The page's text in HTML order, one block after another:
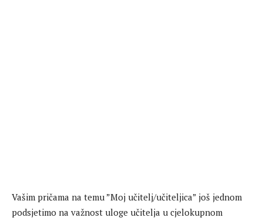
Vašim pričama na temu ”Moj učitelj/učiteljica” još jednom
podsjetimo na važnost uloge učitelja u cjelokupnom